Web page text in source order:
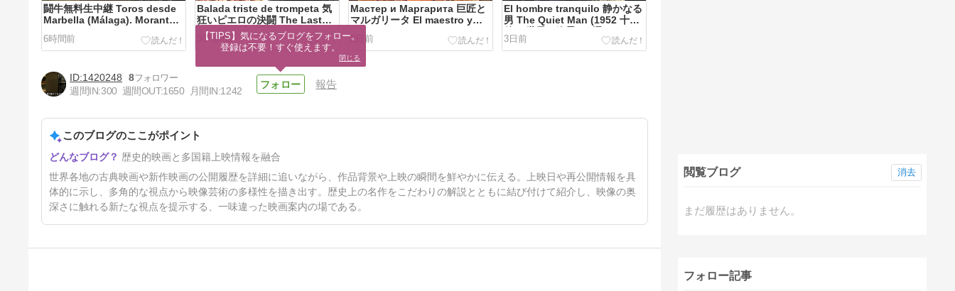
闘牛無料生中継 Toros desde
Marbella (Málaga). Morante
de la Puebla, José María
Manzanares. / Carancho ハゲ
鷹と女医 Uruguay koukai
suerte. /
6時間前
Balada triste de trompeta 気
狂いピエロの決闘 The Last
Circus 日本公開 (2012) En la
vida hay que correr riesgos.
人生は一度だけ (人生では危険
をおかさなくてはいけない) /
Hiroshima, más allá de las
cenizas (1990) / Casanova
¿Está en sus cabales? -
you if you were out of your
París セーヌ左岸 /
30時間前
Мастер и Маргарита 巨匠と
マルガリータ El maestro y
Margarita (2005) POLONIA
(2012) los manuscriptos no
queman / hablar el mismo
idioma, speak the same
2日前
El hombre tranquilo 静かなる
男 The Quiet Man (1952 十日
後) / 世界の絶景100選 /
3日前
Soga de arena 欲望の砂漠
Rope of Sand (1949) / マイケ
大統領選 THIS DIVIDED
STATE 日本公開 (2007) /
4日前
1420248
8
週間IN:300 週間OUT:1650 月間IN:1242
報告
このブログのここがポイント
歴史的映画と多国籍上映情報を融合
世界各地の古典映画や新作映画の公開履歴を詳細に追いながら、作品背景や上映の瞬間を鮮やかに伝える。上映日や再公開情報を具
体的に示し、多角的な視点から映像芸術の多様性を描き出す。歴史上の名作をこだわりの解説とともに結び付けて紹介し、映像の奥
深さに触れる新たな視点を提示する、一味違った映画案内の場である。
閲覧ブログ
まだ履歴はありません。
消去
フォロー記事
【TIPS】気になるブログをフォロー。
登録は不要！すぐ使えます。
閉じる